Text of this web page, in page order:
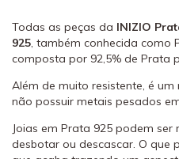
Todas as peças da INIZIO
925, também conhecida como
composta por 92,5% de Prata
Além de muito resistente, é um
não possuir metais pesados
Joias em Prata 925 podem ser
desbotar ou descascar. O que